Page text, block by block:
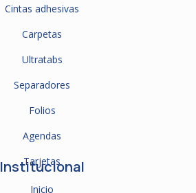
Cintas adhesivas
Carpetas
Ultratabs
Separadores
Folios
Agendas
Tarjetas
Institucional
Inicio